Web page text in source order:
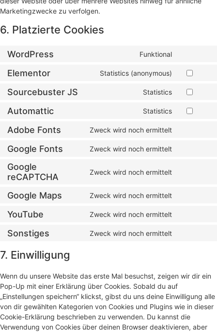
Marketingzwecke zu verfolgen.
6. Platzierte Cookies
WordPress Funktional
Elementor Statistics (anonymous)
Sourcebuster JS Statistics
Automattic Statistics
Adobe Fonts Zweck wird noch ermittelt
Google Fonts Zweck wird noch ermittelt
Google
reCAPTCHA
Zweck wird noch ermittelt
Google Maps Zweck wird noch ermittelt
YouTube Zweck wird noch ermittelt
Sonstiges Zweck wird noch ermittelt
7. Einwilligung
Wenn du unsere Website das erste Mal besuchst, zeigen wir dir ein
Pop-Up mit einer Erklärung über Cookies. Sobald du auf
„Einstellungen speichern“ klickst, gibst du uns deine Einwilligung alle
von dir gewählten Kategorien von Cookies und Plugins wie in dieser
Cookie-Erklärung beschrieben zu verwenden. Du kannst die
Verwendung von Cookies über deinen Browser deaktivieren, aber